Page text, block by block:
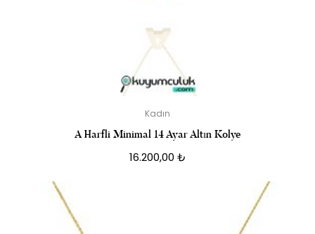
Kadın
A Harfli Minimal 14 Ayar Altın Kolye
16.200,00 ₺